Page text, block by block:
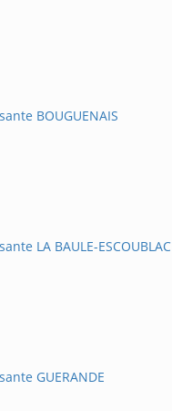
BOUGUENAIS
LA BAULE-ESCOUBLAC
GUERANDE